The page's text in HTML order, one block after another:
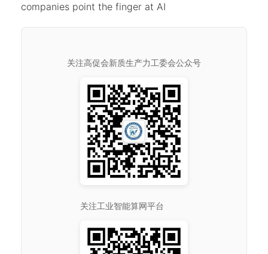
companies point the finger at AI
关注高促会新质生产力工委会公众号
关注工业智能算网平台